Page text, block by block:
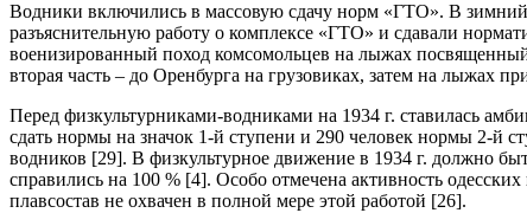
Водники включились в массовую сдачу норм «ГТО». В
разъяснительную работу о комплексе «ГТО» и сдавали
военизированный поход комсомольцев на лыжах
вторая часть – до Оренбурга на грузовиках, затем на
Перед физкультурниками-водниками на 1934 г. ставилась
сдать нормы на значок 1-й ступени и 290 человек нормы 2-
водников [29]. В физкультурное движение в 1934 г. должно
справились на 100 % [4]. Особо отмечена активность
плавсостав не охвачен в полной мере этой работой [26].